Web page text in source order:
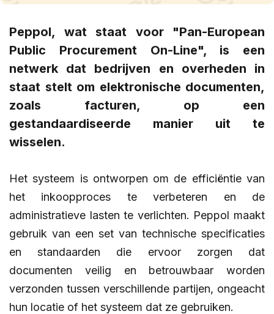
Peppol, wat staat voor "Pan-European
Public Procurement On-Line", is een
netwerk dat bedrijven en overheden in
staat stelt om elektronische documenten,
zoals facturen, op een
gestandaardiseerde manier uit te
wisselen.
Het systeem is ontworpen om de efficiëntie van
het inkoopproces te verbeteren en de
administratieve lasten te verlichten. Peppol maakt
gebruik van een set van technische specificaties
en standaarden die ervoor zorgen dat
documenten veilig en betrouwbaar worden
verzonden tussen verschillende partijen, ongeacht
hun locatie of het systeem dat ze gebruiken.